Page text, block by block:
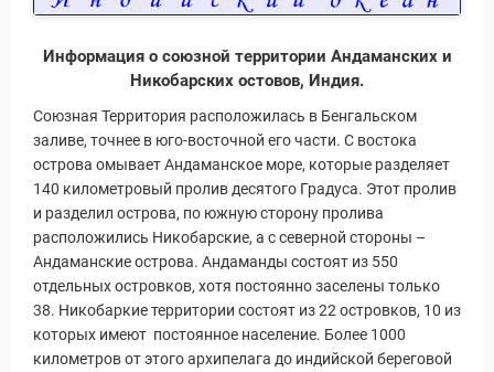
Информация о союзной территории Андаманских и
Никобарских остовов, Индия.
Союзная Территория расположилась в Бенгальском
заливе, точнее в юго-восточной его части. С востока
острова омывает Андаманское море, которые разделяет
140 километровый пролив десятого Градуса. Этот пролив
и разделил острова, по южную сторону пролива
расположились Никобарские, а с северной стороны –
Андаманские острова. Андаманды состоят из 550
отдельных островков, хотя постоянно заселены только
38. Никобаркие территории состоят из 22 островков, 10 из
которых имеют постоянное население. Более 1000
километров от этого архипелага до индийской береговой